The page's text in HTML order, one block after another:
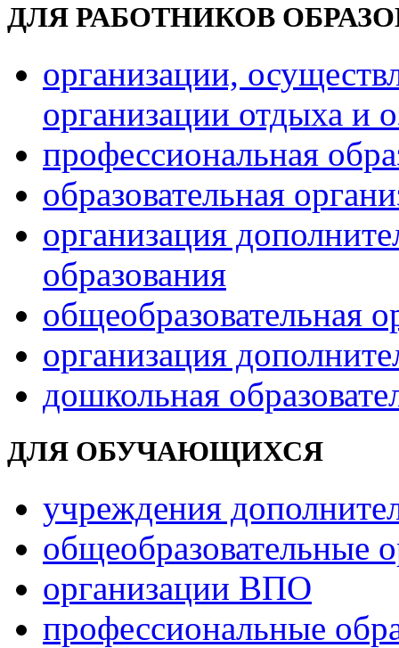
ДЛЯ РАБОТНИКОВ
организации,
организации отдыха и
профессиональная
образовательная
организация
образования
общеобразовательная
организация
дошкольная
ДЛЯ ОБУЧАЮЩИХСЯ
учреждения
общеобразовательные
организации ВПО
профессиональные